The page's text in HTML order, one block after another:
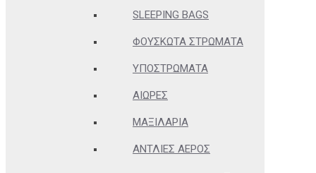
SLEEPING BAGS
ΦΟΥΣΚΩΤΆ ΣΤΡΏΜΑΤΑ
ΥΠΟΣΤΡΏΜΑΤΑ
ΑΙΏΡΕΣ
ΜΑΞΙΛΆΡΙΑ
ΑΝΤΛΊΕΣ ΑΈΡΟΣ